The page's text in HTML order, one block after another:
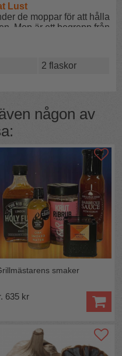
Lust
de moppar för att hålla
Mop är ett begrepp från
man grillar stora
BBQ-pits eller
för Bhut Jolokia eller
att festa på sin eldiga
och beställ dig en ny
2 flaskor
någon av
smaker
635 kr